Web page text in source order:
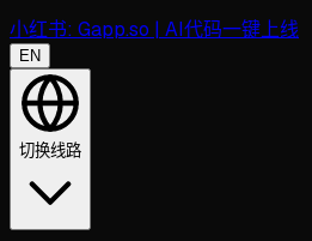
小红书: Gapp.so | AI代码一键上线
EN
切换线路